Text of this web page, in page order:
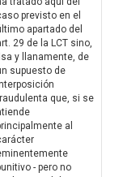
previsto en el
apartado del
29 de la LCT sino,
y llanamente, de
supuesto de
que, si se
al
- pero no